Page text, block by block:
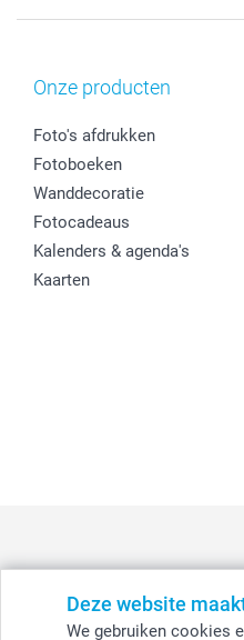
Deze website
We gebruiken cookies
Onze producten
Foto's afdrukken
Fotoboeken
Wanddecoratie
Fotocadeaus
Kalenders & agenda's
Kaarten
België - Belgique -